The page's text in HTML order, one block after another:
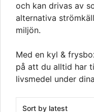
och kan drivas av
alternativa
miljön.
Med en kyl &
på att du alltid har
livsmedel under